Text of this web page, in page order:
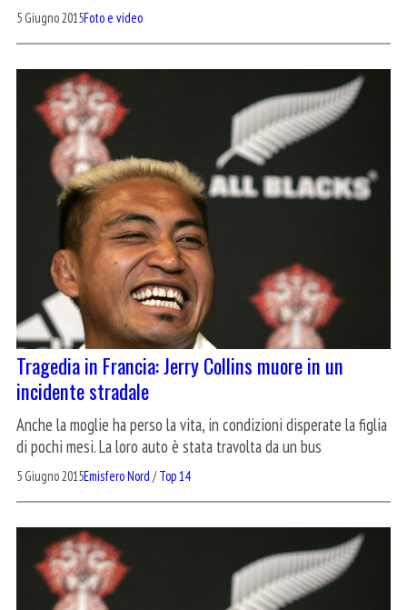
5 Giugno 2015Foto e video
Tragedia in Francia: Jerry Collins muore in un
incidente stradale
Anche la moglie ha perso la vita, in condizioni disperate la figlia
di pochi mesi. La loro auto è stata travolta da un bus
5 Giugno 2015Emisfero Nord /Top 14